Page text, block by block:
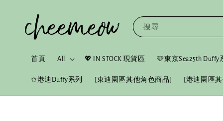
搜尋
首頁 All 💖 IN STOCK 現貨區 🩵東京Sea25th Duffy
✩港迪Duffy系列 [東迪園區其他角色商品] [港迪園區